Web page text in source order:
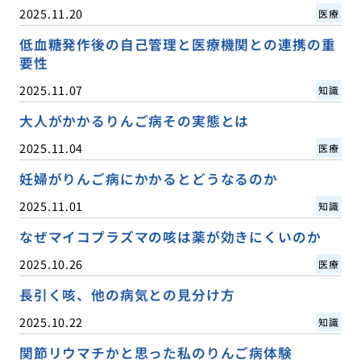
2025.11.20 医療
低血糖発作後の自己管理と医療機関との連携の重
要性
2025.11.07 知識
大人がかかるりんご病その実態とは
2025.11.04 医療
妊婦がりんご病にかかるとどうなるのか
2025.11.01 知識
なぜマイコプラズマの咳は薬が効きにくいのか
2025.10.26 医療
長引く咳、他の病気との見分け方
2025.10.22 知識
関節リウマチかと思った私のりんご病体験